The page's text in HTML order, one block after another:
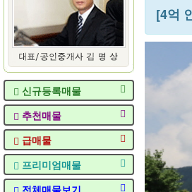
신규등록매물
추천매물
급매물
프리미엄매물
[4억